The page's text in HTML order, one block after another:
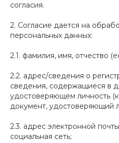
согласия.
2. Согласие дается на
персональных данных:
2.1. фамилия, имя, отчество
2.2. адрес/сведения о
сведения, содержащиеся в
удостоверяющем личность
документ, удостоверяющий
2.3. адрес электронной
социальная сеть;